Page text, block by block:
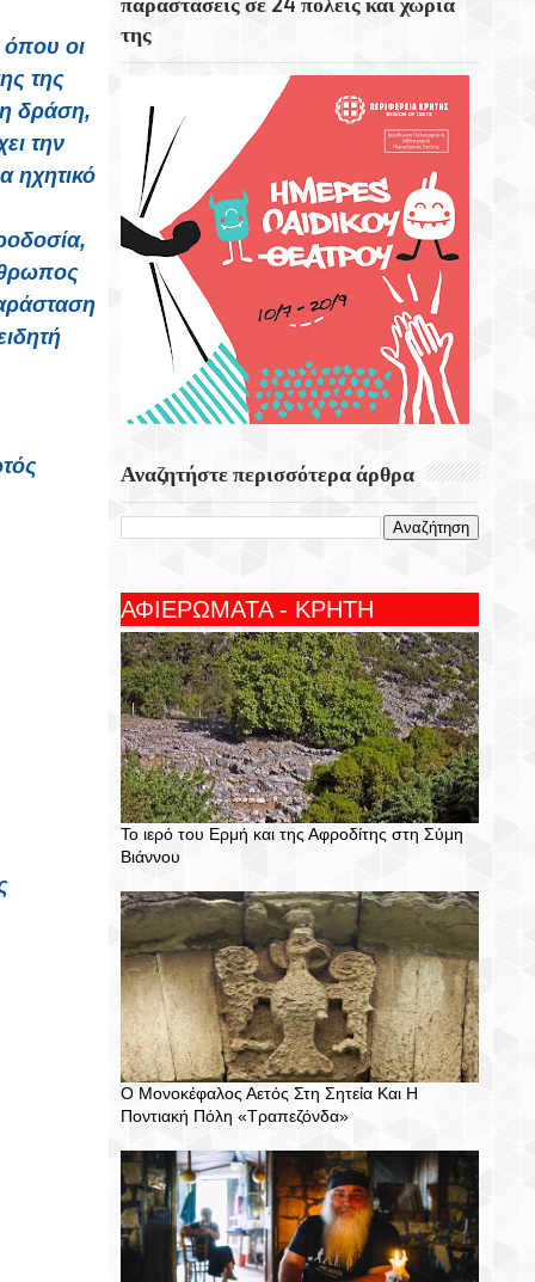
οι
της
δράση,
την
ηχητικό
παραστάσεις σε 24 πόλεις και χωριά
της
Αναζητήστε περισσότερα άρθρα
ΑΦΙΕΡΩΜΑΤΑ - ΚΡΗΤΗ
Το ιερό του Ερμή και της Αφροδίτης στη Σύμη
Βιάννου
Ο Μονοκέφαλος Αετός Στη Σητεία Και Η
Ποντιακή Πόλη «Τραπεζόνδα»